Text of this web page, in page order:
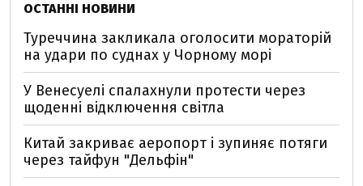
ОСТАННІ НОВИНИ
Туреччина закликала оголосити мораторій
на удари по суднах у Чорному морі
У Венесуелі спалахнули протести через
щоденні відключення світла
Китай закриває аеропорт і зупиняє потяги
через тайфун "Дельфін"